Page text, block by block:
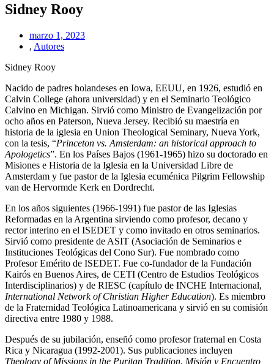
Sidney Rooy
marzo 1, 2023
, Autores
Sidney Rooy
Nacido de padres holandeses en Iowa, EEUU, en 1926, estudió en
Calvin College (ahora universidad) y en el Seminario Teológico
Calvino en Michigan. Sirvió como Ministro de Evangelización por
ocho años en Paterson, Nueva Jersey. Recibió su maestría en
historia de la iglesia en Union Theological Seminary, Nueva York,
con la tesis, “Princeton vs. Amsterdam: an historical approach to
Apologetics”. En los Países Bajos (1961-1965) hizo su doctorado en
Misiones e Historia de la Iglesia en la Universidad Libre de
Amsterdam y fue pastor de la Iglesia ecuménica Pilgrim Fellowship
van de Hervormde Kerk en Dordrecht.
En los años siguientes (1966-1991) fue pastor de las Iglesias
Reformadas en la Argentina sirviendo como profesor, decano y
rector interino en el ISEDET y como invitado en otros seminarios.
Sirvió como presidente de ASIT (Asociación de Seminarios e
Instituciones Teológicas del Cono Sur). Fue nombrado como
Profesor Emérito de ISEDET. Fue co-fundador de la Fundación
Kairós en Buenos Aires, de CETI (Centro de Estudios Teológicos
Interdisciplinarios) y de RIESC (capítulo de INCHE Internacional,
International Network of Christian Higher Education). Es miembro
de la Fraternidad Teológica Latinoamericana y sirvió en su comisión
directiva entre 1980 y 1988.
Después de su jubilación, enseñó como profesor fraternal en Costa
Rica y Nicaragua (1992-2001). Sus publicaciones incluyen
Theology of Missions in the Puritan Tradition, Misión y Encuentro